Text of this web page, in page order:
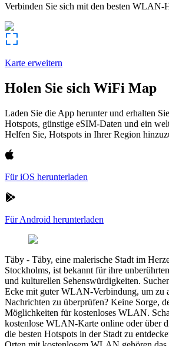
Verbinden Sie sich mit den besten WLAN-
Karte erweitern
Holen Sie sich WiFi Map
Laden Sie die App herunter und erhalten
Hotspots, günstige eSIM-Daten und ein
Helfen Sie, Hotspots in Ihrer Region
Für iOS herunterladen
Für Android herunterladen
Täby - Täby, eine malerische Stadt im
Stockholms, ist bekannt für ihre
und kulturellen Sehenswürdigkeiten.
Ecke mit guter WLAN-Verbindung, um zu
Nachrichten zu überprüfen? Keine Sorge,
Möglichkeiten für kostenloses WLAN.
kostenlose WLAN-Karte online oder über
die besten Hotspots in der Stadt zu